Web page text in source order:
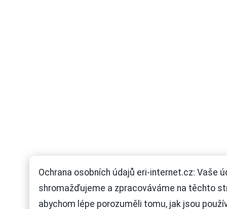
Ochrana osobních údajů eri-internet.cz: Vaše
shromažďujeme a zpracováváme na těchto
abychom lépe porozuměli tomu, jak jsou